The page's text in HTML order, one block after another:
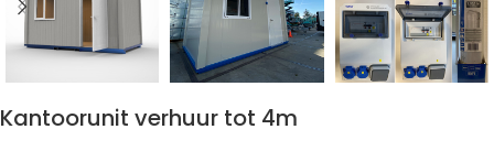
Kantoorunit verhuur tot 4m